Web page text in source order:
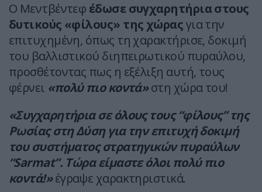
Ο Μεντβέντεφ έδωσε συγχαρητήρια στους
δυτικούς «φίλους» της χώραςγια την
επιτυχημένη, όπως τη χαρακτήρισε, δοκιμή
του βαλλιστικού διηπειρωτικού πυραύλου,
προσθέτοντας πως η εξέλιξη αυτή, τους
φέρνει «πολύ πιο κοντά» στη χώρα του!
«Συγχαρητήρια σε όλους τους “φίλους” της
Ρωσίας στη Δύση για την επιτυχή δοκιμή
του συστήματος στρατηγικών πυραύλων
“Sarmat”. Τώρα είμαστε όλοι πολύ πιο
κοντά!»έγραψε χαρακτηριστικά.